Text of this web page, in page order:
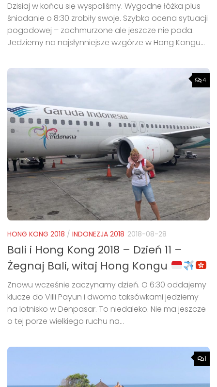
Dzisiaj w końcu się wyspaliśmy. Wygodne łóżka plus
śniadanie o 8:30 zrobiły swoje. Szybka ocena sytuacji
pogodowej – zachmurzone ale jeszcze nie pada.
Jedziemy na najsłynniejsze wzgórze w Hong Kongu...
4
HONG KONG 2018 / INDONEZJA 2018 2018-08-28
Bali i Hong Kong 2018 – Dzień 11 –
Żegnaj Bali, witaj Hong Kongu
Znowu wcześnie zaczynamy dzień. O 6:30 oddajemy
klucze do Villi Payun i dwoma taksówkami jedziemy
na lotnisko w Denpasar. To niedaleko. Nie ma jeszcze
o tej porze wielkiego ruchu na...
1